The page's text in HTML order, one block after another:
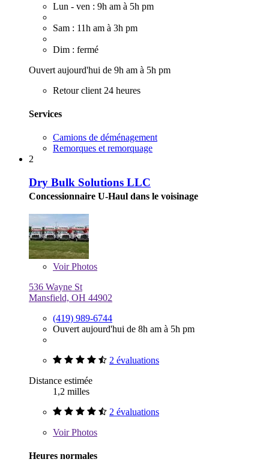
Lun - ven : 9h am à 5h pm
Sam : 11h am à 3h pm
Dim : fermé
Ouvert aujourd'hui de 9h am à 5h pm
Retour client 24 heures
Services
Camions de déménagement
Remorques et remorquage
2
Dry Bulk Solutions LLC
Concessionnaire U-Haul dans le voisinage
VoirPhotos
536 Wayne St
Mansfield, OH 44902
(419) 989-6744
Ouvert aujourd'hui de 8h am à 5h pm
2 évaluations
Distance estimée
1,2 milles
2 évaluations
VoirPhotos
Heures normales